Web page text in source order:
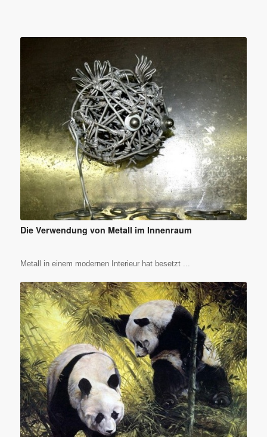
Die Verwendung von Metall im Innenraum
Metall in einem modernen Interieur hat besetzt ...